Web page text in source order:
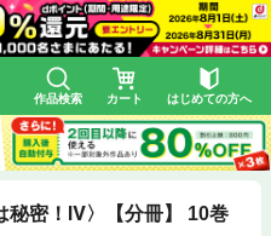
作品検索 カート はじめての方へ
秘密！Ⅳ〉【分冊】 10巻